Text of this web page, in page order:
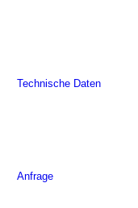
Technische Daten
Anfrage